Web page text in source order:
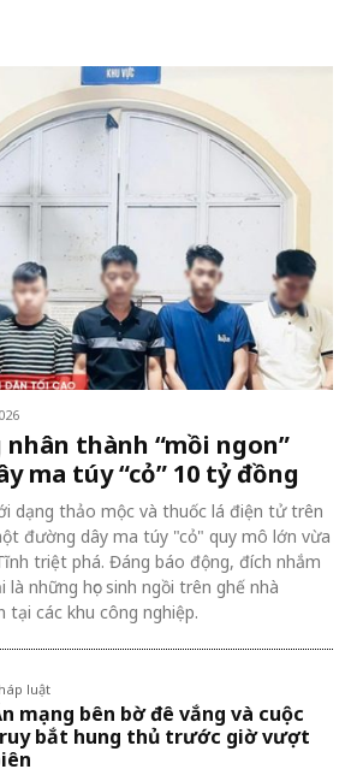
nhân thành “mồi ngon”
ma túy “cỏ” 10 tỷ đồng
dạng thảo mộc và thuốc lá điện tử trên
đường dây ma túy "cỏ" quy mô lớn vừa
triệt phá. Đáng báo động, đích nhắm
những học sinh ngồi trên ghế nhà
tại các khu công nghiệp.
luật
mạng bên bờ đê vắng và cuộc
bắt hung thủ trước giờ vượt